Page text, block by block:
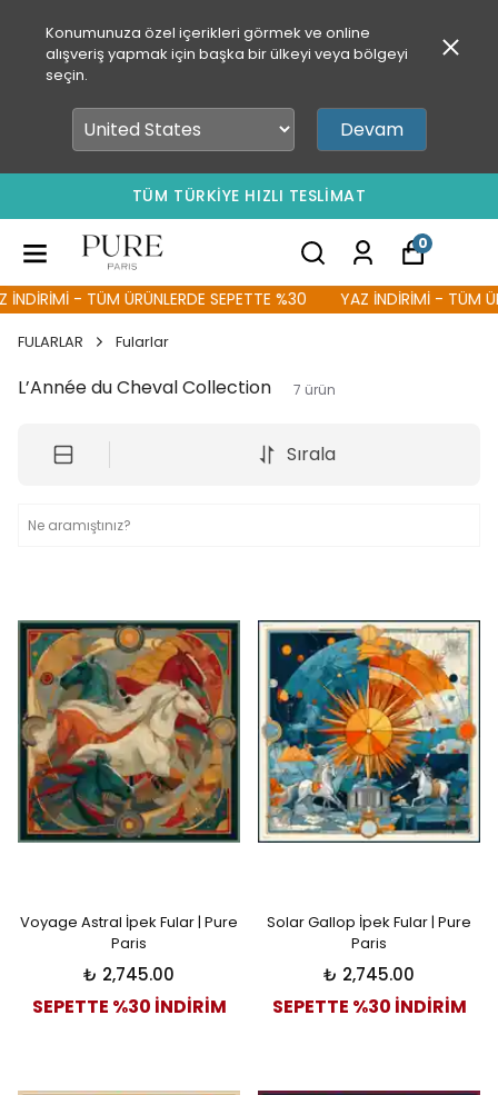
Konumunuza özel içerikleri görmek ve online
alışveriş yapmak için başka bir ülkeyi veya bölgeyi
seçin.
Devam
TÜM TÜRKİYE HIZLI TESLİMAT
0
- TÜM ÜRÜNLERDE SEPETTE %30 YAZ İNDİRİMİ - TÜM
FULARLAR Fularlar
L’Année du Cheval Collection 7 ürün
Sırala
Voyage Astral İpek Fular | Pure
Paris
₺ 2,745.00
SEPETTE %30 İNDİRİM
Solar Gallop İpek Fular | Pure
Paris
₺ 2,745.00
SEPETTE %30 İNDİRİM